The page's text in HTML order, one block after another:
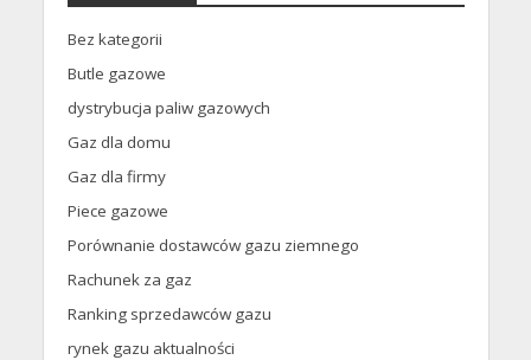
Bez kategorii
Butle gazowe
dystrybucja paliw gazowych
Gaz dla domu
Gaz dla firmy
Piece gazowe
Porównanie dostawców gazu ziemnego
Rachunek za gaz
Ranking sprzedawców gazu
rynek gazu aktualności